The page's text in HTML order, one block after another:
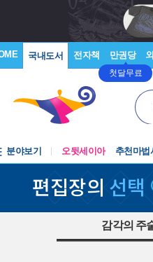
국내도서 전자책 만권당
첫달무료
분야보기 오뒷세이아 추천마법
편집장의 선택
감각의 주